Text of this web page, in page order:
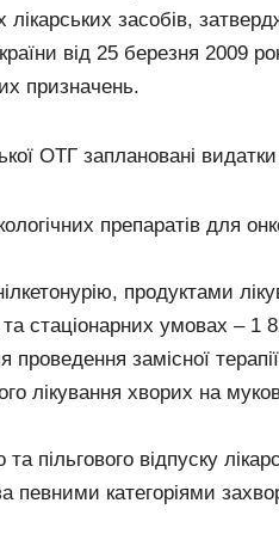
лікарських засобів,
від 25 березня 2009
призначень.
ОТГ заплановані
препаратів для
продуктами
стаціонарних умовах – 1
замісної
лікування хворих на
пільгового відпуску
певними категоріями